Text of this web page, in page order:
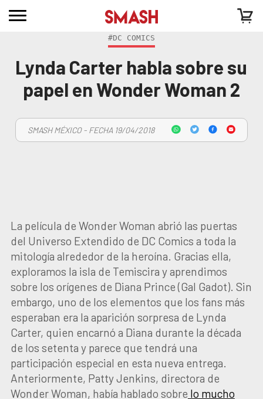
#DC COMICS
Lynda Carter habla sobre su
papel en Wonder Woman 2
SMASH MÉXICO - FECHA 19/04/2018
La película de Wonder Woman abrió las puertas
del Universo Extendido de DC Comics a toda la
mitología alrededor de la heroína. Gracias ella,
exploramos la isla de Temiscira y aprendimos
sobre los orígenes de Diana Prince (Gal Gadot). Sin
embargo, uno de los elementos que los fans más
esperaban era la aparición sorpresa de Lynda
Carter, quien encarnó a Diana durante la década
de los setenta y parece que tendrá una
participación especial en esta nueva entrega.
Anteriormente, Patty Jenkins, directora de
Wonder Woman, había hablado sobre lo mucho